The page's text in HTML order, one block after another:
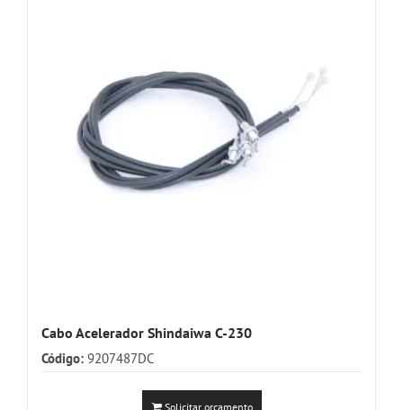
Cabo Acelerador Shindaiwa C-230
Código: 9207487DC
Solicitar orçamento